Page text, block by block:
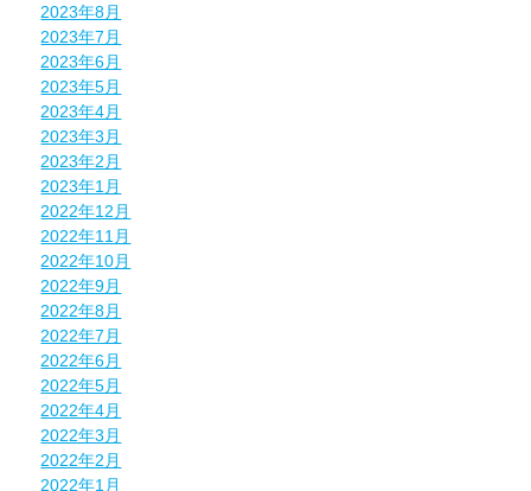
2023年8月
2023年7月
2023年6月
2023年5月
2023年4月
2023年3月
2023年2月
2023年1月
2022年12月
2022年11月
2022年10月
2022年9月
2022年8月
2022年7月
2022年6月
2022年5月
2022年4月
2022年3月
2022年2月
2022年1月